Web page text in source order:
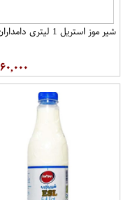
شیر موز استریل 1 لیتری دامداران
۶۰,۰۰۰